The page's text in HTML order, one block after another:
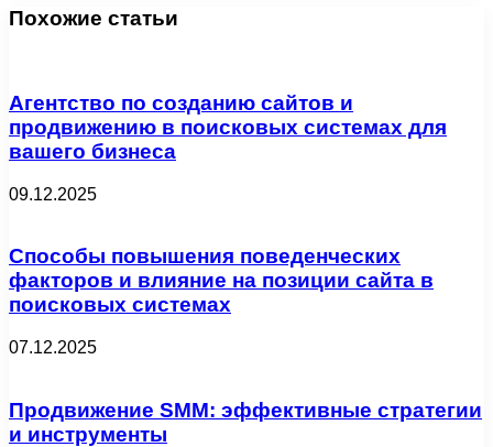
Похожие статьи
Агентство по созданию сайтов и
продвижению в поисковых системах для
вашего бизнеса
09.12.2025
Способы повышения поведенческих
факторов и влияние на позиции сайта в
поисковых системах
07.12.2025
Продвижение SMM: эффективные стратегии
и инструменты